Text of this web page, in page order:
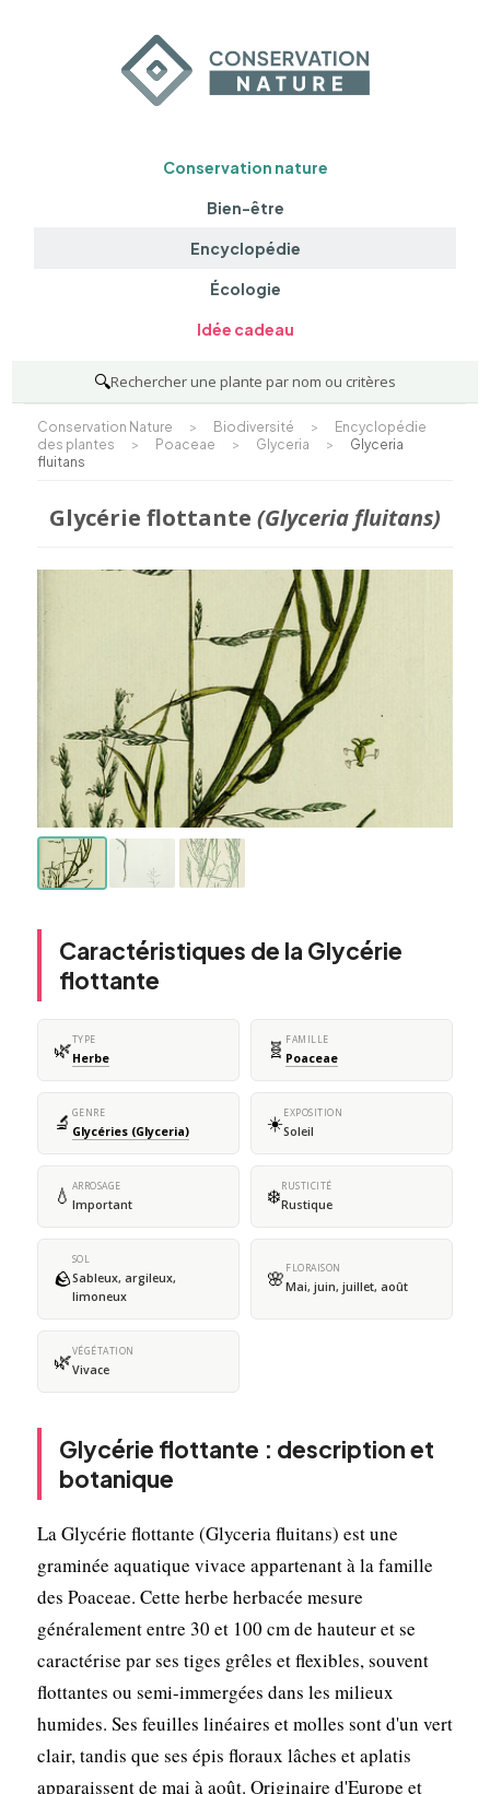
Conservation nature
Bien-être
Encyclopédie
Écologie
Idée cadeau
🔍Rechercher une plante par nom ou critères
Conservation Nature > Biodiversité >
Encyclopédie
des plantes
> Poaceae > Glyceria >
Glyceria
fluitans
Glycérie flottante (Glyceria fluitans)
Caractéristiques de la Glycérie
flottante
🌿TYPE
Herbe 🧬 FAMILLE
Poaceae
🔬 GENRE
Glycéries (Glyceria) ☀️EXPOSITION
Soleil
💧 ARROSAGE
Important ❄️RUSTICITÉ
Rustique
🪨
SOL
Sableux, argileux,
limoneux
🌸 FLORAISON
Mai, juin, juillet, août
🌿VÉGÉTATION
Vivace
Glycérie flottante : description et
botanique
La Glycérie flottante (Glyceria fluitans) est une
graminée aquatique vivace appartenant à la famille
des Poaceae. Cette herbe herbacée mesure
généralement entre 30 et 100 cm de hauteur et se
caractérise par ses tiges grêles et flexibles, souvent
flottantes ou semi-immergées dans les milieux
humides. Ses feuilles linéaires et molles sont d'un vert
clair, tandis que ses épis floraux lâches et aplatis
apparaissent de mai à août. Originaire d'Europe et